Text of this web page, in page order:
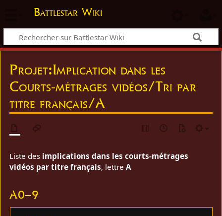
Battlestar Wiki
Projet:Implication dans les
Courts-métrages vidéos/Tri par
titre français/A
Liste des implications dans les courts-métrages
vidéos par titre français, lettreA
A0–9